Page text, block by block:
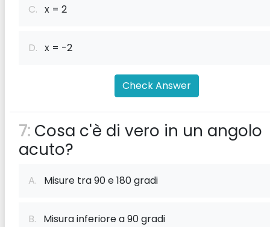
C. x = 2
D. x = -2
Check Answer
7: Cosa c'è di vero in un angolo
acuto?
A. Misure tra 90 e 180 gradi
B. Misura inferiore a 90 gradi